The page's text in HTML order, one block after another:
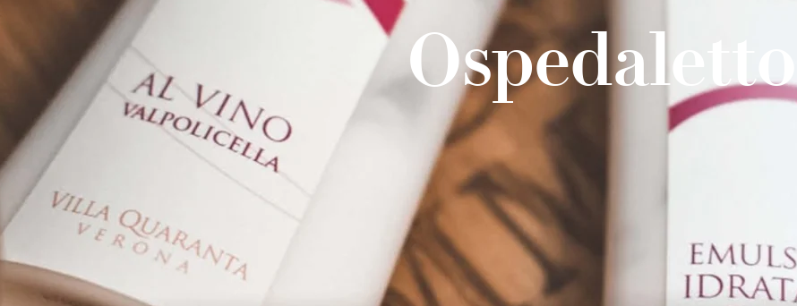
Ospedaletto